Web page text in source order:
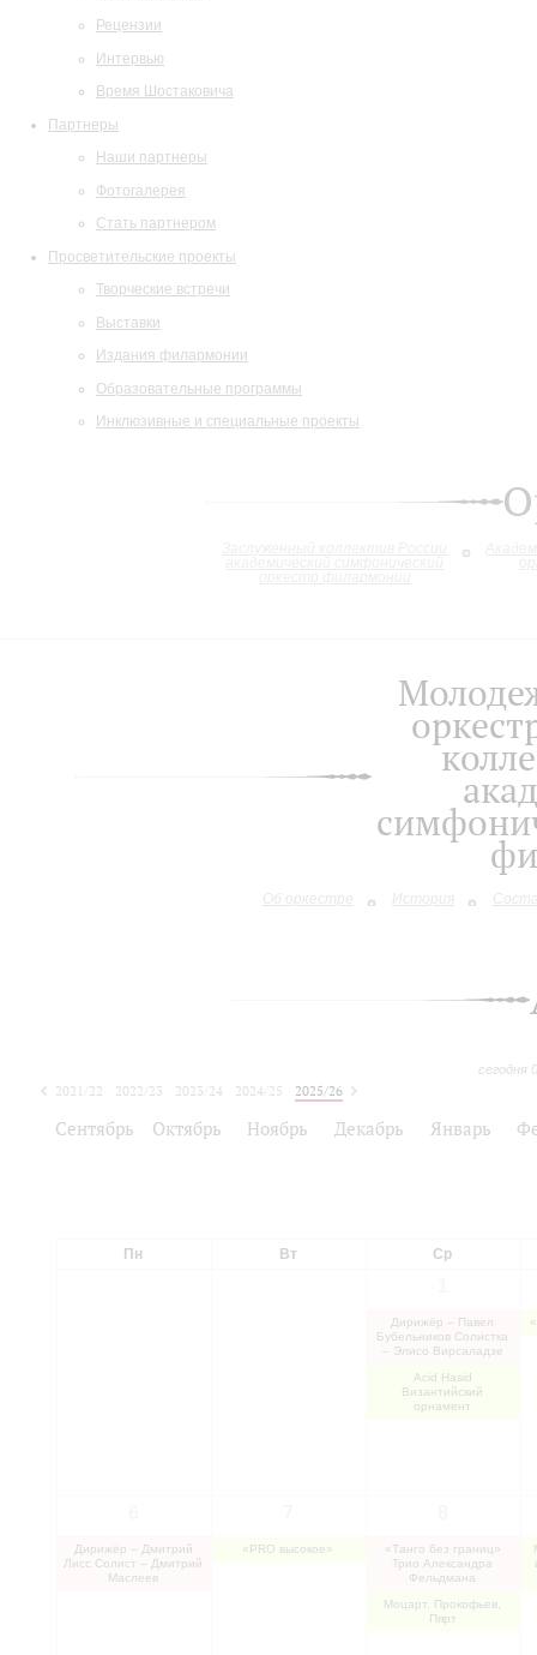
Рецензии
Интервью
Время Шостаковича
Партнеры
Наши партнеры
Фотогалерея
Стать партнером
Просветительские проекты
Творческие встречи
Выставки
Издания филармонии
Образовательные программы
Инклюзивные и специальные проекты
Об оркестре История
сегодня
2021/22 2022/23 2023/24 2024/25
2025/26
Сентябрь Октябрь Ноябрь Декабрь Январь
Пн Вт Ср
Дирижёр – Павел
Бубельников Солистка
– Элисо Вирсаладзе
Acid Hasid
Византийский
орнамент
Дирижёр – Дмитрий
Лисс Солист – Дмитрий
Маслеев
«PRO высокое»
«Танго без границ»
Трио Александра
Фельдмана
Моцарт, Прокофьев,
Пярт